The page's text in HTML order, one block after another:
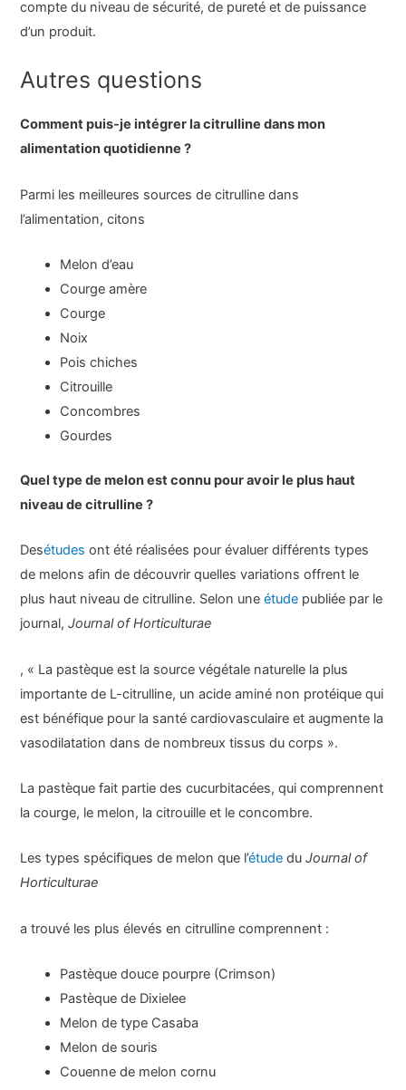
compte du niveau de sécurité, de pureté et de puissance
d’un produit.
Autres questions
Comment puis-je intégrer la citrulline dans mon
alimentation quotidienne ?
Parmi les meilleures sources de citrulline dans
l’alimentation, citons
Melon d’eau
Courge amère
Courge
Noix
Pois chiches
Citrouille
Concombres
Gourdes
Quel type de melon est connu pour avoir le plus haut
niveau de citrulline ?
Desétudes ont été réalisées pour évaluer différents types
de melons afin de découvrir quelles variations offrent le
plus haut niveau de citrulline. Selon uneétude publiée par le
journal,Journal of Horticulturae
, « La pastèque est la source végétale naturelle la plus
importante de L-citrulline, un acide aminé non protéique qui
est bénéfique pour la santé cardiovasculaire et augmente la
vasodilatation dans de nombreux tissus du corps ».
La pastèque fait partie des cucurbitacées, qui comprennent
la courge, le melon, la citrouille et le concombre.
Les types spécifiques de melon que l’étude duJournal of
Horticulturae
a trouvé les plus élevés en citrulline comprennent :
Pastèque douce pourpre (Crimson)
Pastèque de Dixielee
Melon de type Casaba
Melon de souris
Couenne de melon cornu